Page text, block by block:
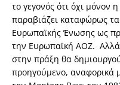
το γεγονός ότι όχι
παραβιάζει καταφώρως
Ευρωπαϊκής Ένωσης ως
την Ευρωπαϊκή ΑΟΖ. Αλλά
στην πράξη θα
προηγούμενο, αναφορικά